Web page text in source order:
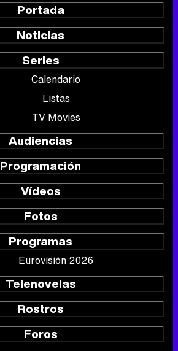
Portada
Noticias
Series
Calendario
Listas
TV Movies
Audiencias
Programación
Vídeos
Fotos
Programas
Eurovisión 2026
Telenovelas
Rostros
Foros